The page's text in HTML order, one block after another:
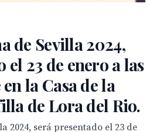
de Sevilla 2024,
el 23 de enero a las
la Casa de la
de Lora del Rio.
2024, será presentado el 23 de